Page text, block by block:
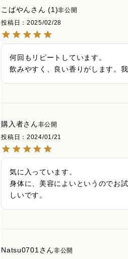
こばやん 1
非公開
投稿日
2025/02/28
何回もリピートしています。
飲みやすく、良い香りがします。
購入者
非公開
投稿日
2024/01/21
気に入っています。
身体に、美容によいというのでお
しいです。
Natsu0701
非公開